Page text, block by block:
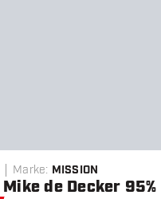
Marke: MISSION
de Decker